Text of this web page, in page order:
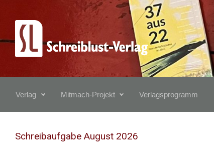
Zum Hauptinhalt springen
Verlag Mitmach-Projekt Verlagsprogramm
Schreibaufgabe August 2026